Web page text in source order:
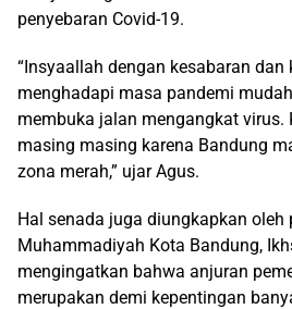
penyebaran Covid-19.
“Insyaallah dengan kesabaran
menghadapi masa pandemi
membuka jalan mengangkat virus.
masing masing karena Bandung
zona merah,” ujar Agus.
Hal senada juga diungkapkan oleh
Muhammadiyah Kota Bandung,
mengingatkan bahwa anjuran
merupakan demi kepentingan